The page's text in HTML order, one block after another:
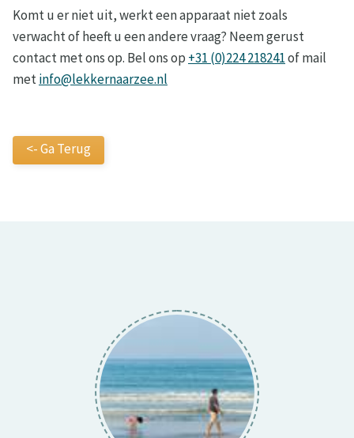
Komt u er niet uit, werkt een apparaat niet zoals
verwacht of heeft u een andere vraag? Neem gerust
contact met ons op. Bel ons op +31 (0)224 218241of mail
metinfo@lekkernaarzee.nl
<- Ga Terug